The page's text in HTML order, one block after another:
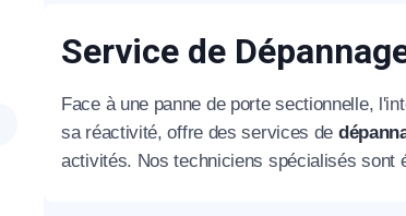
Service de
Face à une panne de porte sectionnelle,
sa réactivité, offre des services de
activités. Nos techniciens spécialisés sont